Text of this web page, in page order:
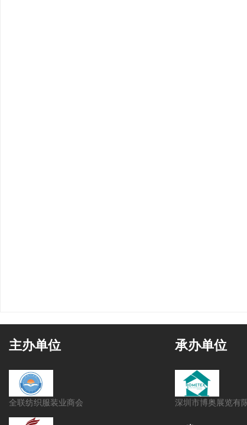
主办单位
全联纺织服装业商会
承办单位
深圳市博奥展览有